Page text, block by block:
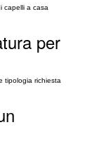
capelli a casa
per
tipologia richiesta